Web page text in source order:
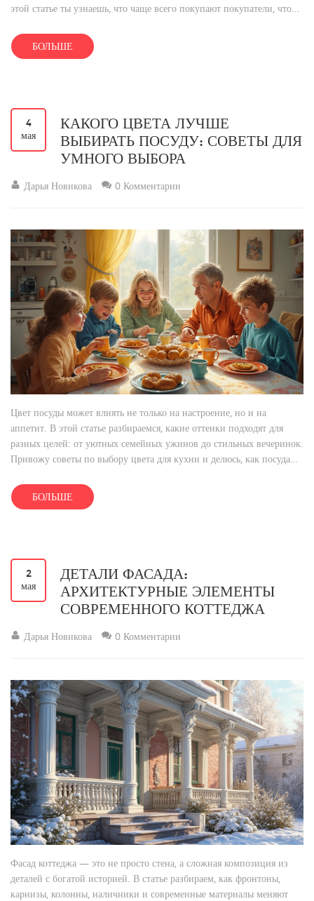
этой статье ты узнаешь, что чаще всего покупают покупатели, что
товара для собственных продаж. Приведём реальные лайфхаки и
небольшой разбор трендов на 2025 год, чтобы твой товар точно не
БОЛЬШЕ
4
мая
КАКОГО ЦВЕТА ЛУЧШЕ
ВЫБИРАТЬ ПОСУДУ: СОВЕТЫ ДЛЯ
УМНОГО ВЫБОРА
Дарья Новикова 0 Комментарии
Цвет посуды может влиять не только на настроение, но и на
аппетит. В этой статье разбираемся, какие оттенки подходят для
разных целей: от уютных семейных ужинов до стильных вечеринок.
Привожу советы по выбору цвета для кухни и делюсь, как посуда
блюда аппетитнее и на что ориентироваться при покупке.
БОЛЬШЕ
2
мая
ДЕТАЛИ ФАСАДА:
АРХИТЕКТУРНЫЕ ЭЛЕМЕНТЫ
СОВРЕМЕННОГО КОТТЕДЖА
Дарья Новикова 0 Комментарии
Фасад коттеджа — это не просто стена, а сложная композиция из
деталей с богатой историей. В статье разбираем, как фронтоны,
карнизы, колонны, наличники и современные материалы меняют